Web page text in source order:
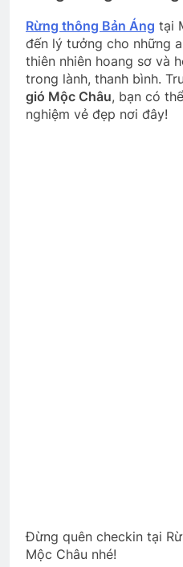
Rừng thông Bản Áng tại
đến lý tưởng cho những
thiên nhiên hoang sơ và
trong lành, thanh bình.
gió Mộc Châu, bạn có
nghiệm vẻ đẹp nơi đây!
Đừng quên checkin tại
Mộc Châu nhé!